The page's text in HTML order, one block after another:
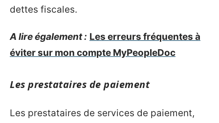
dettes fiscales.
A lire également : Les erreurs fréquentes à
éviter sur mon compte MyPeopleDoc
Les prestataires de paiement
Les prestataires de services de paiement,